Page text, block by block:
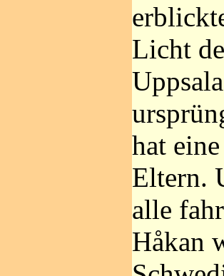
Licht
hat
Eltern.
alle
Håkan